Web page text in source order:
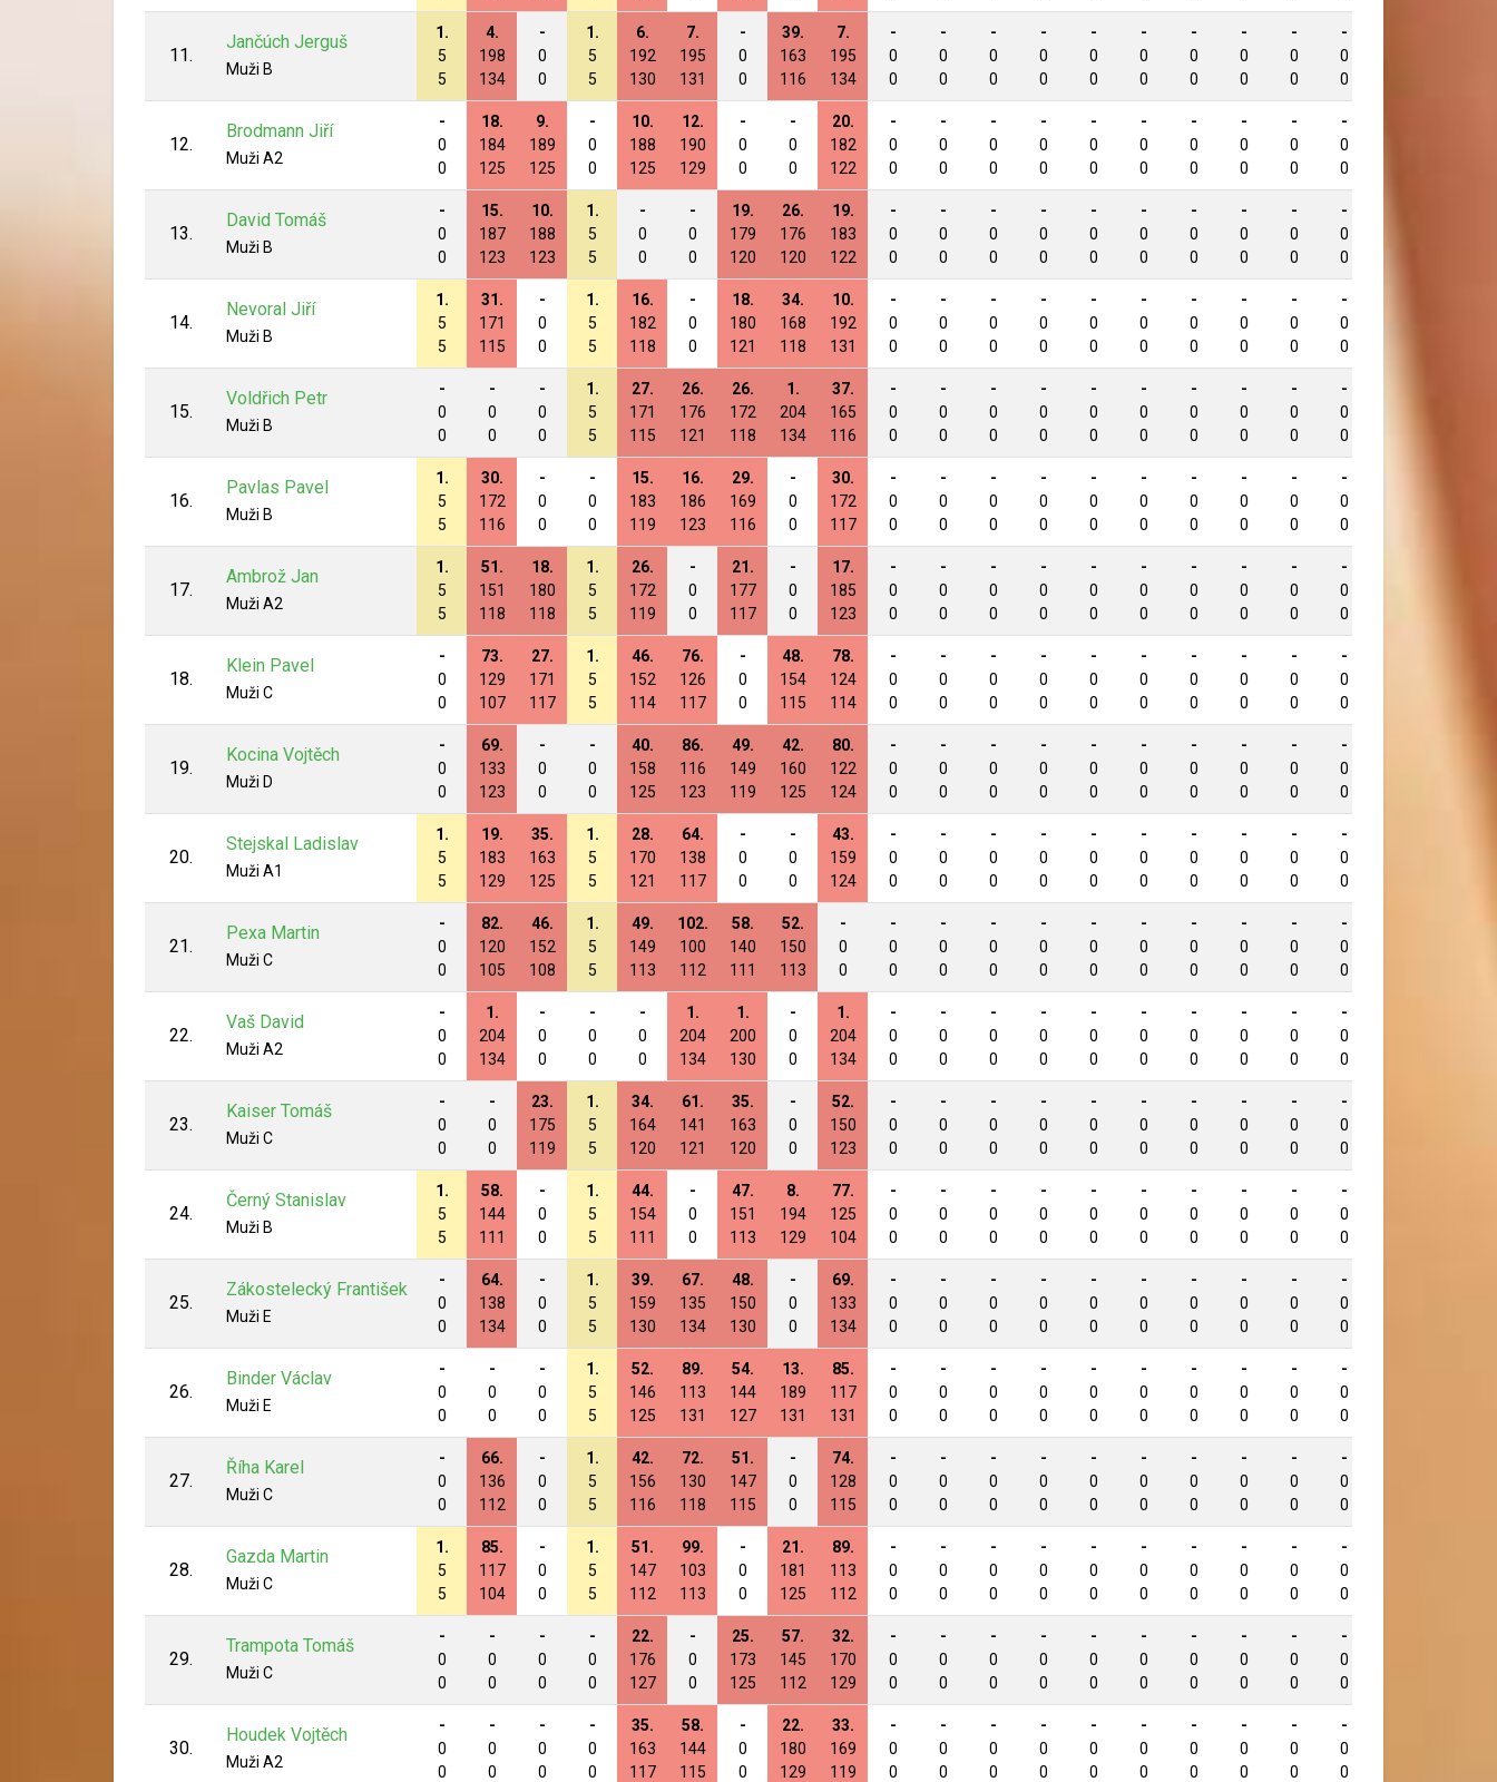
11.
Jančúch Jerguš
Muži B
1.
5
5
4.
198
134
-
0
0
1.
5
5
6.
192
130
7.
195
131
-
0
0
39.
163
116
7.
195
134
-
0
0
-
0
0
-
0
0
-
0
0
-
0
0
-
0
0
-
0
0
-
0
0
-
0
0
-
0
0
12.
Brodmann Jiří
Muži A2
-
0
0
18.
184
125
9.
189
125
-
0
0
10.
188
125
12.
190
129
-
0
0
-
0
0
20.
182
122
-
0
0
-
0
0
-
0
0
-
0
0
-
0
0
-
0
0
-
0
0
-
0
0
-
0
0
-
0
0
13.
David Tomáš
Muži B
-
0
0
15.
187
123
10.
188
123
1.
5
5
-
0
0
-
0
0
19.
179
120
26.
176
120
19.
183
122
-
0
0
-
0
0
-
0
0
-
0
0
-
0
0
-
0
0
-
0
0
-
0
0
-
0
0
-
0
0
14.
Nevoral Jiří
Muži B
1.
5
5
31.
171
115
-
0
0
1.
5
5
16.
182
118
-
0
0
18.
180
121
34.
168
118
10.
192
131
-
0
0
-
0
0
-
0
0
-
0
0
-
0
0
-
0
0
-
0
0
-
0
0
-
0
0
-
0
0
15.
Voldřich Petr
Muži B
-
0
0
-
0
0
-
0
0
1.
5
5
27.
171
115
26.
176
121
26.
172
118
1.
204
134
37.
165
116
-
0
0
-
0
0
-
0
0
-
0
0
-
0
0
-
0
0
-
0
0
-
0
0
-
0
0
-
0
0
16.
Pavlas Pavel
Muži B
1.
5
5
30.
172
116
-
0
0
-
0
0
15.
183
119
16.
186
123
29.
169
116
-
0
0
30.
172
117
-
0
0
-
0
0
-
0
0
-
0
0
-
0
0
-
0
0
-
0
0
-
0
0
-
0
0
-
0
0
17.
Ambrož Jan
Muži A2
1.
5
5
51.
151
118
18.
180
118
1.
5
5
26.
172
119
-
0
0
21.
177
117
-
0
0
17.
185
123
-
0
0
-
0
0
-
0
0
-
0
0
-
0
0
-
0
0
-
0
0
-
0
0
-
0
0
-
0
0
18.
Klein Pavel
Muži C
-
0
0
73.
129
107
27.
171
117
1.
5
5
46.
152
114
76.
126
117
-
0
0
48.
154
115
78.
124
114
-
0
0
-
0
0
-
0
0
-
0
0
-
0
0
-
0
0
-
0
0
-
0
0
-
0
0
-
0
0
19.
Kocina Vojtěch
Muži D
-
0
0
69.
133
123
-
0
0
-
0
0
40.
158
125
86.
116
123
49.
149
119
42.
160
125
80.
122
124
-
0
0
-
0
0
-
0
0
-
0
0
-
0
0
-
0
0
-
0
0
-
0
0
-
0
0
-
0
0
20.
Stejskal Ladislav
Muži A1
1.
5
5
19.
183
129
35.
163
125
1.
5
5
28.
170
121
64.
138
117
-
0
0
-
0
0
43.
159
124
-
0
0
-
0
0
-
0
0
-
0
0
-
0
0
-
0
0
-
0
0
-
0
0
-
0
0
-
0
0
21.
Pexa Martin
Muži C
-
0
0
82.
120
105
46.
152
108
1.
5
5
49.
149
113
102.
100
112
58.
140
111
52.
150
113
-
0
0
-
0
0
-
0
0
-
0
0
-
0
0
-
0
0
-
0
0
-
0
0
-
0
0
-
0
0
-
0
0
22.
Vaš David
Muži A2
-
0
0
1.
204
134
-
0
0
-
0
0
-
0
0
1.
204
134
1.
200
130
-
0
0
1.
204
134
-
0
0
-
0
0
-
0
0
-
0
0
-
0
0
-
0
0
-
0
0
-
0
0
-
0
0
-
0
0
23.
Kaiser Tomáš
Muži C
-
0
0
-
0
0
23.
175
119
1.
5
5
34.
164
120
61.
141
121
35.
163
120
-
0
0
52.
150
123
-
0
0
-
0
0
-
0
0
-
0
0
-
0
0
-
0
0
-
0
0
-
0
0
-
0
0
-
0
0
24.
Černý Stanislav
Muži B
1.
5
5
58.
144
111
-
0
0
1.
5
5
44.
154
111
-
0
0
47.
151
113
8.
194
129
77.
125
104
-
0
0
-
0
0
-
0
0
-
0
0
-
0
0
-
0
0
-
0
0
-
0
0
-
0
0
-
0
0
25.
Zákostelecký František
Muži E
-
0
0
64.
138
134
-
0
0
1.
5
5
39.
159
130
67.
135
134
48.
150
130
-
0
0
69.
133
134
-
0
0
-
0
0
-
0
0
-
0
0
-
0
0
-
0
0
-
0
0
-
0
0
-
0
0
-
0
0
26.
Binder Václav
Muži E
-
0
0
-
0
0
-
0
0
1.
5
5
52.
146
125
89.
113
131
54.
144
127
13.
189
131
85.
117
131
-
0
0
-
0
0
-
0
0
-
0
0
-
0
0
-
0
0
-
0
0
-
0
0
-
0
0
-
0
0
27.
Říha Karel
Muži C
-
0
0
66.
136
112
-
0
0
1.
5
5
42.
156
116
72.
130
118
51.
147
115
-
0
0
74.
128
115
-
0
0
-
0
0
-
0
0
-
0
0
-
0
0
-
0
0
-
0
0
-
0
0
-
0
0
-
0
0
28.
Gazda Martin
Muži C
1.
5
5
85.
117
104
-
0
0
1.
5
5
51.
147
112
99.
103
113
-
0
0
21.
181
125
89.
113
112
-
0
0
-
0
0
-
0
0
-
0
0
-
0
0
-
0
0
-
0
0
-
0
0
-
0
0
-
0
0
29.
Trampota Tomáš
Muži C
-
0
0
-
0
0
-
0
0
-
0
0
22.
176
127
-
0
0
25.
173
125
57.
145
112
32.
170
129
-
0
0
-
0
0
-
0
0
-
0
0
-
0
0
-
0
0
-
0
0
-
0
0
-
0
0
-
0
0
30.
Houdek Vojtěch
Muži A2
-
0
0
-
0
0
-
0
0
-
0
0
35.
163
117
58.
144
115
-
0
0
22.
180
129
33.
169
119
-
0
0
-
0
0
-
0
0
-
0
0
-
0
0
-
0
0
-
0
0
-
0
0
-
0
0
-
0
0